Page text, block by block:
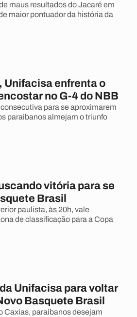
maus resultados do Jacaré em
maior pontuador da história da
Unifacisa enfrenta o
no G-4 do NBB
para se aproximarem
paraibanos almejam o triunfo
vitória para se
Brasil
paulista, às 20h, vale
de classificação para a Copa
Unifacisa para voltar
Basquete Brasil
Caxias, paraibanos desejam